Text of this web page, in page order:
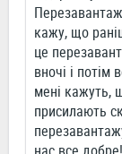
кажу, що
це
вночі і
мені кажуть,
присилають